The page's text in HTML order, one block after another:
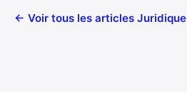
← Voir tous les articles Juridique